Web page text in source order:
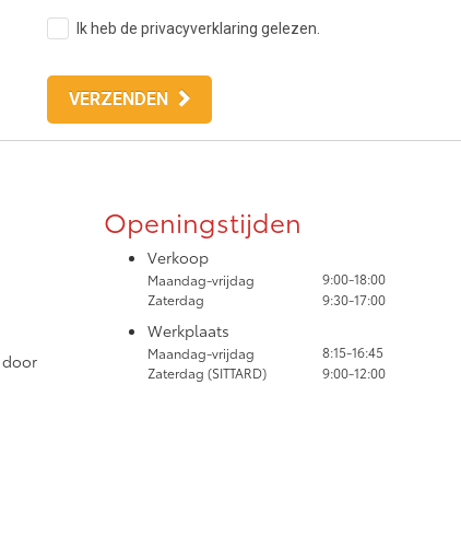
Ik heb de privacyverklaring gelezen.
VERZENDEN
Openingstijden
Verkoop
Maandag-vrijdag
9:00-18:00
Zaterdag
9:30-17:00
Werkplaats
Maandag-vrijdag
8:15-16:45
Zaterdag (SITTARD)
9:00-12:00